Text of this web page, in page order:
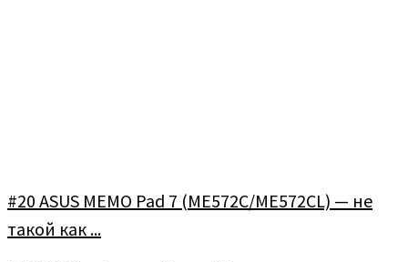
#20 ASUS MEMO Pad 7 (ME572C/ME572CL) — не
такой как ...